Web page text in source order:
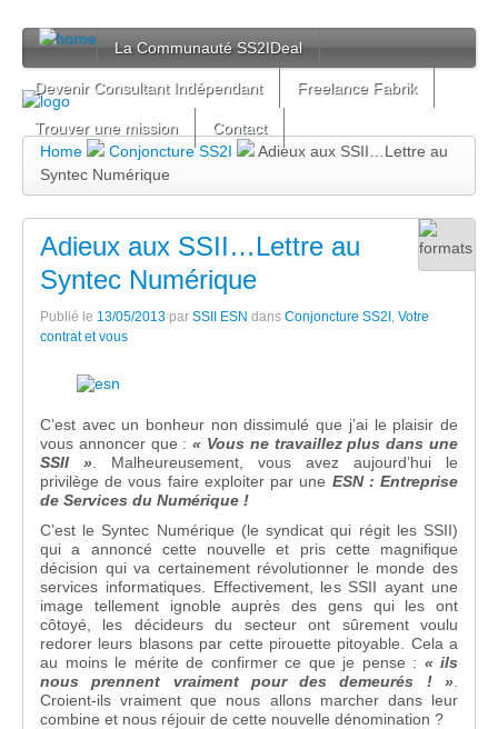
La Communauté SS2IDeal
Devenir Consultant Indépendant Freelance Fabrik
Trouver une mission
Contact
Home
Conjoncture SS2I
Adieux aux SSII…Lettre au
Syntec Numérique
Adieux aux SSII…Lettre au
Syntec Numérique
Publié le 13/05/2013 par SSII ESN dans Conjoncture SS2I , Votre
contrat et vous
C’est avec un bonheur non dissimulé que j’ai le plaisir de
vous annoncer que :« Vous ne travaillez plus dans une
SSII » . Malheureusement, vous avez aujourd’hui le
privilège de vous faire exploiter par une ESN : Entreprise
de Services du Numérique !
C’est le Syntec Numérique (le syndicat qui régit les SSII)
qui a annoncé cette nouvelle et pris cette magnifique
décision qui va certainement révolutionner le monde des
services informatiques. Effectivement, les SSII ayant une
image tellement ignoble auprès des gens qui les ont
côtoyé, les décideurs du secteur ont sûrement voulu
redorer leurs blasons par cette pirouette pitoyable. Cela a
au moins le mérite de confirmer ce que je pense : « ils
nous prennent vraiment pour des demeurés ! »
Croient-ils vraiment que nous allons marcher dans leur
combine et nous réjouir de cette nouvelle dénomination ?